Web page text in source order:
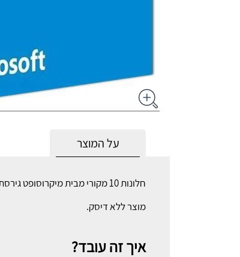
על המוצר
חלונות 10 מקורי מבית מיקרוסופט גירסת Home. רישיון דיגיטלי מקורי לאקטיבציה מיידית.
מוצר ללא דיסק.
איך זה עובד?